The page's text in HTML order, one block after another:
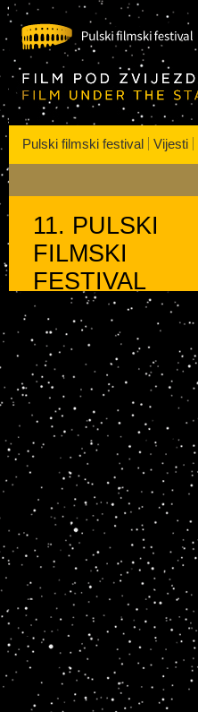
Kaštel | Kino VALLI
Pulski filmski festival Vijesti
11. PULSKI
FILMSKI
FESTIVAL